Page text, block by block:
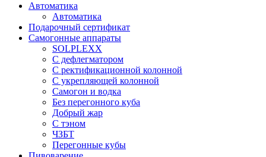
Автоматика
Автоматика
Подарочный сертификат
Самогонные аппараты
SOLPLEXX
С дефлегматором
С ректификационной колонной
С укрепляющей колонной
Самогон и водка
Без перегонного куба
Добрый жар
С тэном
ЧЗБТ
Перегонные кубы